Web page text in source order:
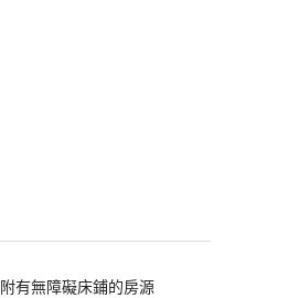
附有無障礙床鋪的房源